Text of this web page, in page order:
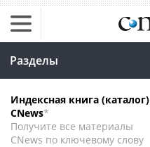
Разделы
Индексная книга (каталог)
CNews*
Получите все материалы
CNews по ключевому слову